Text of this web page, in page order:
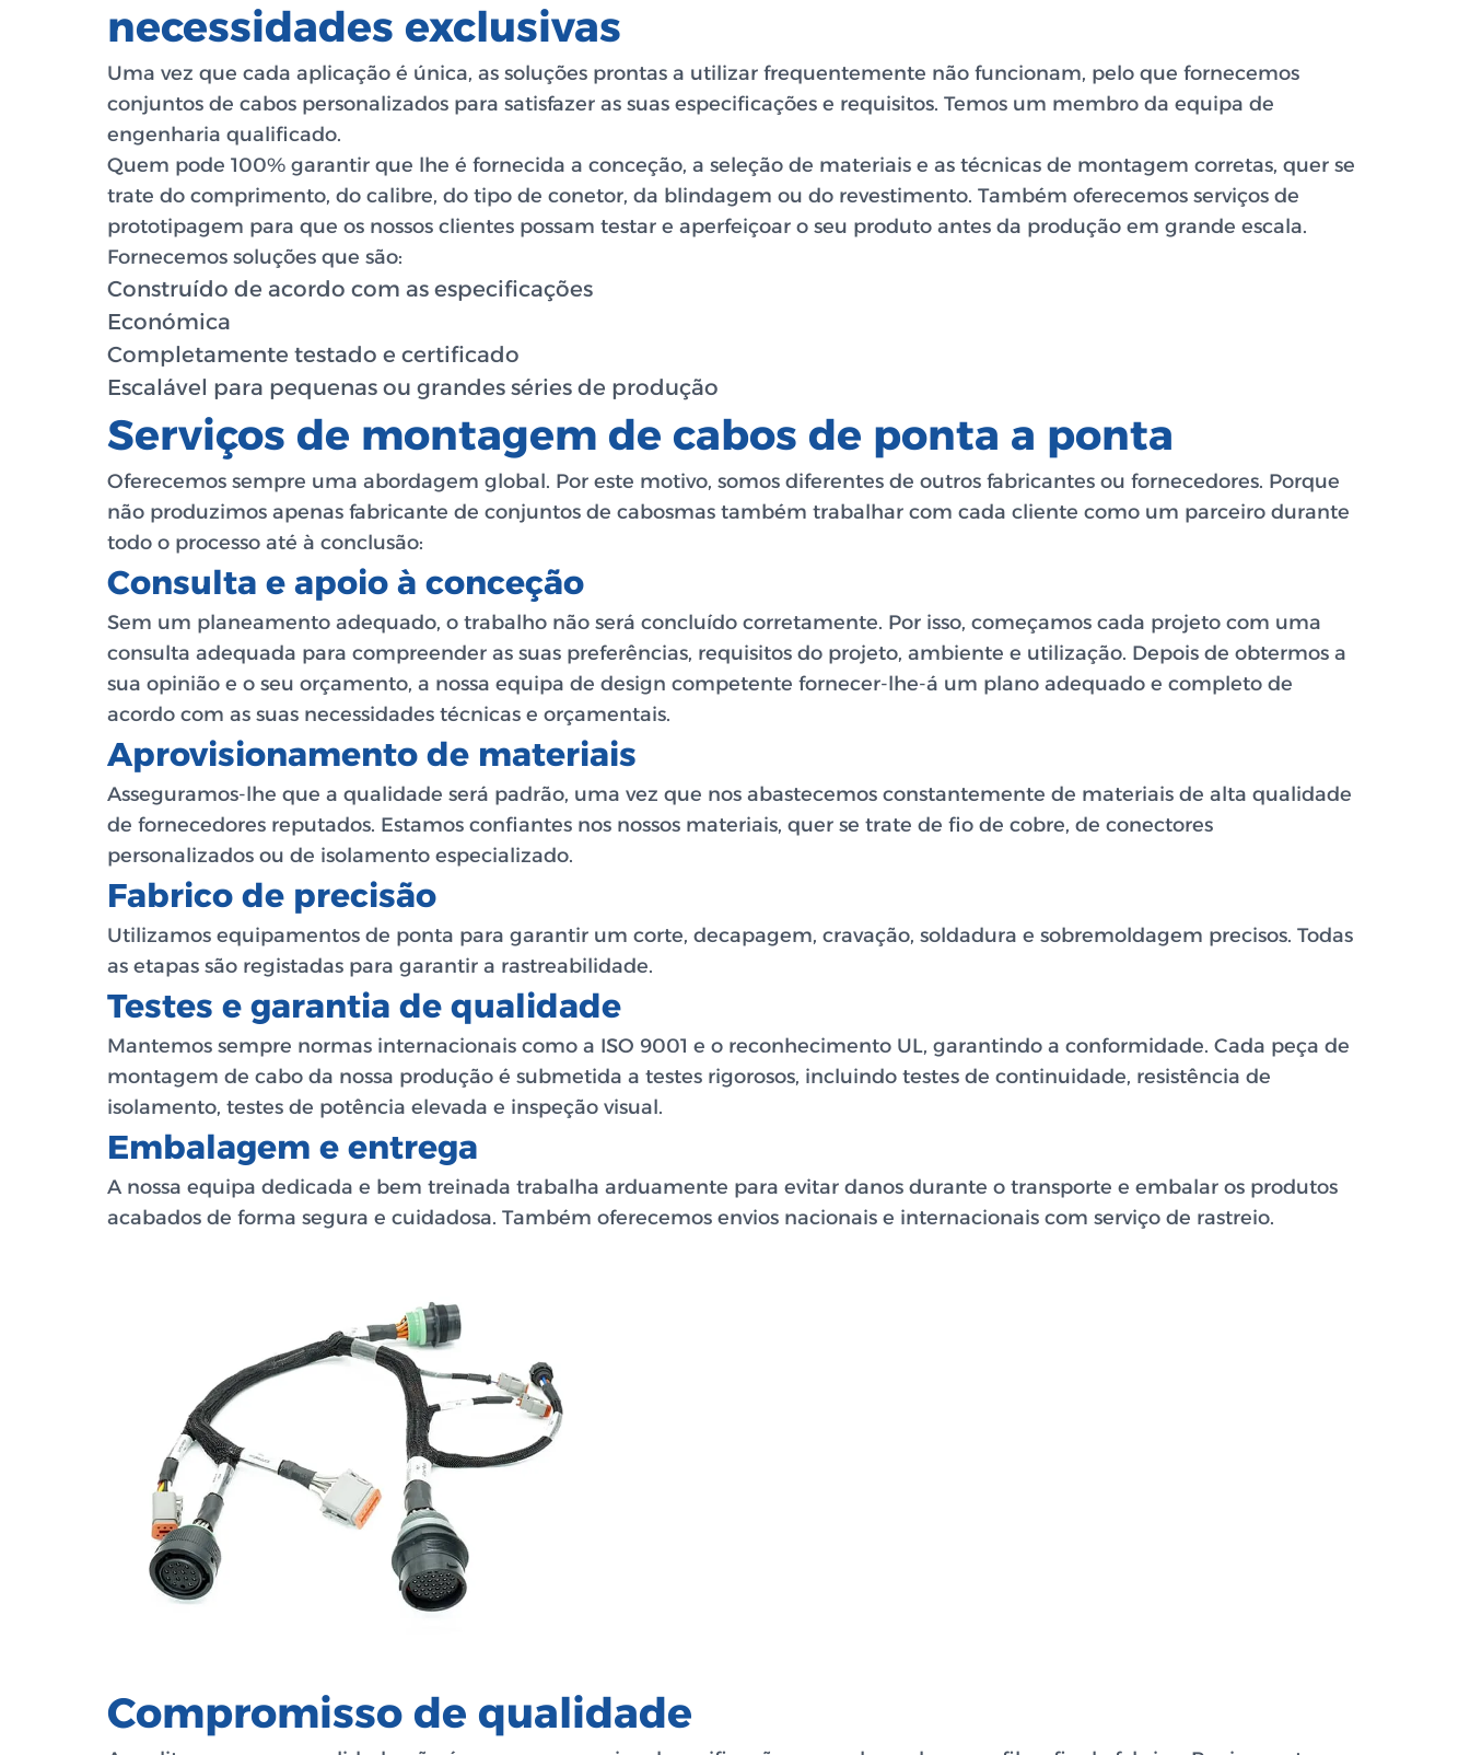
necessidades exclusivas
Uma vez que cada aplicação é única, as soluções prontas a utilizar frequentemente não funcionam, pelo que fornecemos
conjuntos de cabos personalizados para satisfazer as suas especificações e requisitos. Temos um membro da equipa de
engenharia qualificado.
Quem pode 100% garantir que lhe é fornecida a conceção, a seleção de materiais e as técnicas de montagem corretas, quer se
trate do comprimento, do calibre, do tipo de conetor, da blindagem ou do revestimento. Também oferecemos serviços de
prototipagem para que os nossos clientes possam testar e aperfeiçoar o seu produto antes da produção em grande escala.
Fornecemos soluções que são:
Construído de acordo com as especificações
Económica
Completamente testado e certificado
Escalável para pequenas ou grandes séries de produção
Serviços de montagem de cabos de ponta a ponta
Oferecemos sempre uma abordagem global. Por este motivo, somos diferentes de outros fabricantes ou fornecedores. Porque
não produzimos apenas fabricante de conjuntos de cabosmas também trabalhar com cada cliente como um parceiro durante
todo o processo até à conclusão:
Consulta e apoio à conceção
Sem um planeamento adequado, o trabalho não será concluído corretamente. Por isso, começamos cada projeto com uma
consulta adequada para compreender as suas preferências, requisitos do projeto, ambiente e utilização. Depois de obtermos a
sua opinião e o seu orçamento, a nossa equipa de design competente fornecer-lhe-á um plano adequado e completo de
acordo com as suas necessidades técnicas e orçamentais.
Aprovisionamento de materiais
Asseguramos-lhe que a qualidade será padrão, uma vez que nos abastecemos constantemente de materiais de alta qualidade
de fornecedores reputados. Estamos confiantes nos nossos materiais, quer se trate de fio de cobre, de conectores
personalizados ou de isolamento especializado.
Fabrico de precisão
Utilizamos equipamentos de ponta para garantir um corte, decapagem, cravação, soldadura e sobremoldagem precisos. Todas
as etapas são registadas para garantir a rastreabilidade.
Testes e garantia de qualidade
Mantemos sempre normas internacionais como a ISO 9001 e o reconhecimento UL, garantindo a conformidade. Cada peça de
montagem de cabo da nossa produção é submetida a testes rigorosos, incluindo testes de continuidade, resistência de
isolamento, testes de potência elevada e inspeção visual.
Embalagem e entrega
A nossa equipa dedicada e bem treinada trabalha arduamente para evitar danos durante o transporte e embalar os produtos
acabados de forma segura e cuidadosa. Também oferecemos envios nacionais e internacionais com serviço de rastreio.
Compromisso de qualidade